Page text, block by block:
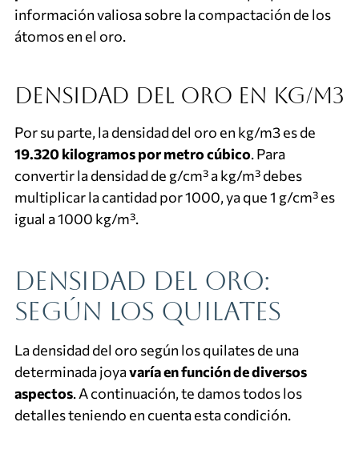
información valiosa sobre la compactación de los
átomos en el oro.
Densidad del oro en kg/m3
Por su parte, la densidad del oro en kg/m3 es de
19.320 kilogramos por metro cúbico. Para
convertir la densidad de g/cm³ a kg/m³ debes
multiplicar la cantidad por 1000, ya que 1 g/cm³ es
igual a 1000 kg/m³.
Densidad del oro:
según los quilates
La densidad del oro según los quilates de una
determinada joyavaría en función de diversos
aspectos. A continuación, te damos todos los
detalles teniendo en cuenta esta condición.